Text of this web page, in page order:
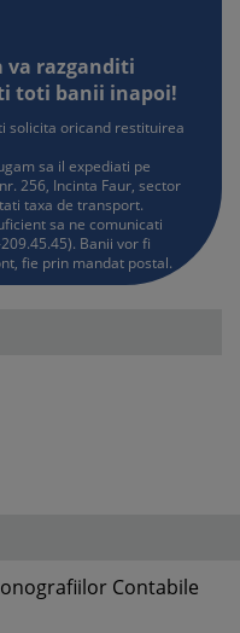
va razganditi
toti banii inapoi!
solicita oricand restituirea
sa il expediati pe
256, Incinta Faur, sector
taxa de transport.
sa ne comunicati
Banii vor fi
fie prin mandat postal.
Contabile